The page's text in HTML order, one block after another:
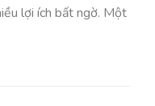
lợi ích bất ngờ. Một